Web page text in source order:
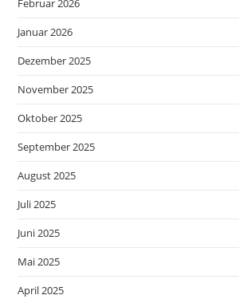
Februar 2026
Januar 2026
Dezember 2025
November 2025
Oktober 2025
September 2025
August 2025
Juli 2025
Juni 2025
Mai 2025
April 2025